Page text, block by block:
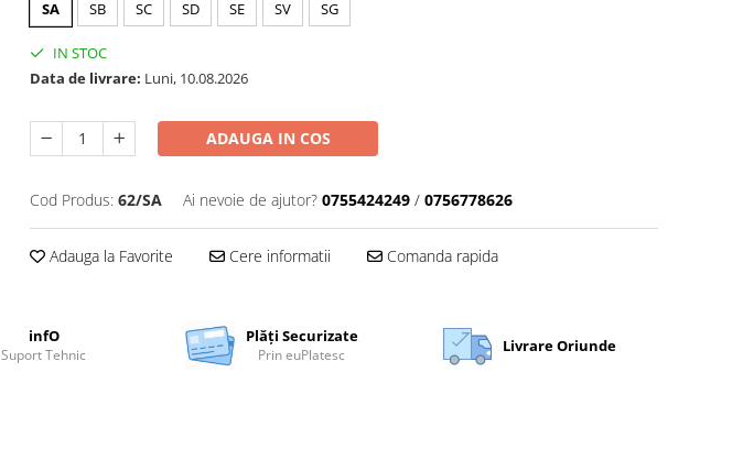
SA SB SC SD SE SV SG
IN STOC
Data de livrare: Luni, 10.08.2026
ADAUGA IN COS
Cod Produs: 62/SA Ai nevoie de ajutor? 0755424249 / 0756778626
Adauga la Favorite Cere informatii Comanda rapida
infO
Suport Tehnic
Plăți Securizate
Prin euPlatesc Livrare Oriunde